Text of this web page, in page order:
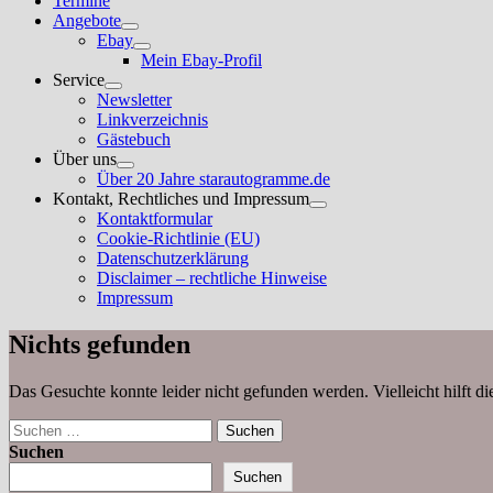
Angebote
Untermenü
anzeigen
Ebay
Untermenü
anzeigen
Mein Ebay-Profil
Service
Untermenü
anzeigen
Newsletter
Linkverzeichnis
Gästebuch
Über uns
Untermenü
anzeigen
Über 20 Jahre starautogramme.de
Kontakt, Rechtliches und Impressum
Untermenü
Kontaktformular
Cookie-Richtlinie (EU)
Datenschutzerklärung
Disclaimer – rechtliche Hinweise
Impressum
Nichts gefunden
Das Gesuchte konnte leider nicht gefunden werden. Vielleicht hilft
Suchen
nach:
Suchen
Suchen